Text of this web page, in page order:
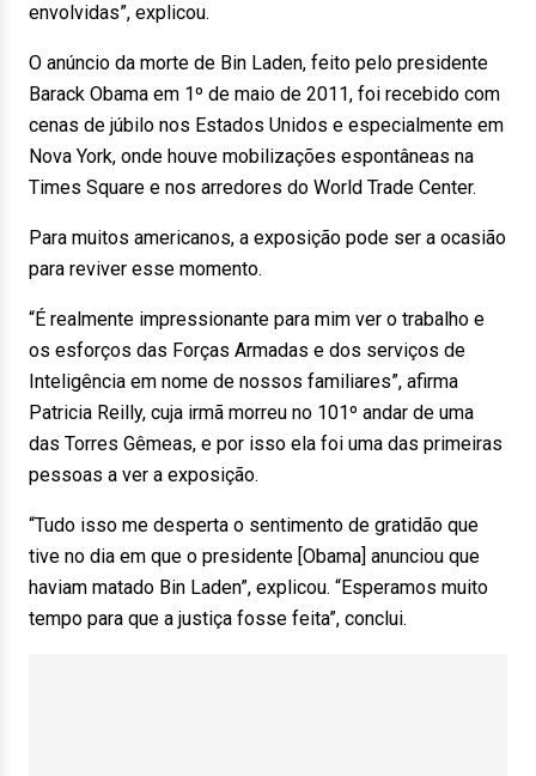
envolvidas”, explicou.
O anúncio da morte de Bin Laden, feito pelo presidente
Barack Obama em 1º de maio de 2011, foi recebido com
cenas de júbilo nos Estados Unidos e especialmente em
Nova York, onde houve mobilizações espontâneas na
Times Square e nos arredores do World Trade Center.
Para muitos americanos, a exposição pode ser a ocasião
para reviver esse momento.
“É realmente impressionante para mim ver o trabalho e
os esforços das Forças Armadas e dos serviços de
Inteligência em nome de nossos familiares”, afirma
Patricia Reilly, cuja irmã morreu no 101º andar de uma
das Torres Gêmeas, e por isso ela foi uma das primeiras
pessoas a ver a exposição.
“Tudo isso me desperta o sentimento de gratidão que
tive no dia em que o presidente [Obama] anunciou que
haviam matado Bin Laden”, explicou. “Esperamos muito
tempo para que a justiça fosse feita”, conclui.